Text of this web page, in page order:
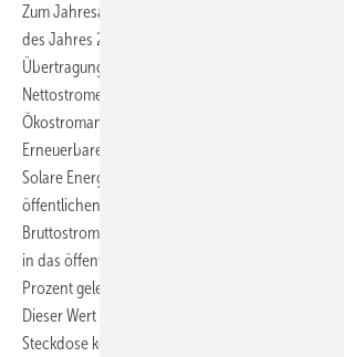
Zum Jahresanfang legt auch das Fraunhofer ISE
des Jahres 2023 vor. Mit Daten der Strombörse
Übertragungsnetzbetreiber sowie der öffentlichen
Nettostromerzeugung als Bezugswert kommt diese
Ökostromanteil von 59,7 Prozent. Bezugsgröße für
Erneuerbare-Energien-Anteil 2023 ist laut dem
Solare Energiesysteme ISE die deutsche
öffentlichen Stromversorgung. Sie ist die Differenz
Bruttostromerzeugung und Eigenverbrauch der
in das öffentliche Netz eingespeist. Der Anteil an
Prozent gelegen (Vorjahr: 50,2 Prozent), heißt es
Dieser Wert repräsentiere den Strommix, der
Steckdose komme. Diese Nettogrößen sind laut